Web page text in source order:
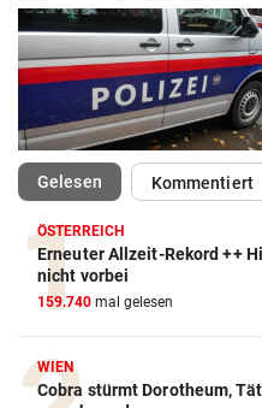
Gelesen(ausgewählt)Kommentiert
ÖSTERREICH
Erneuter Allzeit-Rekord ++
nicht vorbei
159.740 mal gelesen
WIEN
Cobra stürmt Dorotheum,